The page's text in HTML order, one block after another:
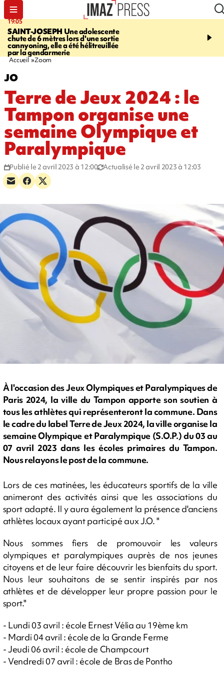
19:05
SAINT-JOSEPH Une adolescente
chute de 6 mètres lors d'une sortie
cannyoning, elle a été hélitreuillée
par la gendarmerie
20:44
rouée de coups,
Accueil Zoom
JO
Terre de Jeux 2024 : le
Tampon organise une
semaine Olympique et
Paralympique
Publié le 2 avril 2023 à 12:00 Actualisé le 2 avril 2023 à 12:03
À l'occasion des Jeux Olympiques et Paralympiques de
Paris 2024, la ville du Tampon apporte son soutien à
tous les athlètes qui représenteront la commune. Dans
le cadre du label Terre de Jeux 2024, la ville organise la
semaine Olympique et Paralympique (S.O.P.) du 03 au
07 avril 2023 dans les écoles primaires du Tampon.
Nous relayons le post de la commune.
Lors de ces matinées, les éducateurs sportifs de la ville
animeront des activités ainsi que les associations du
sport adapté. Il y aura également la présence d'anciens
athlètes locaux ayant participé aux J.O. "
Nous sommes fiers de promouvoir les valeurs
olympiques et paralympiques auprès de nos jeunes
citoyens et de leur faire découvrir les bienfaits du sport.
Nous leur souhaitons de se sentir inspirés par nos
athlètes et de développer leur propre passion pour le
sport."
- Lundi 03 avril : école Ernest Vélia au 19ème km
- Mardi 04 avril : école de la Grande Ferme
- Jeudi 06 avril : école de Champcourt
- Vendredi 07 avril : école de Bras de Pontho